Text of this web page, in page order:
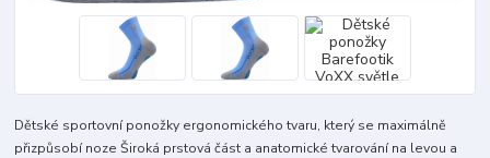
Dětské sportovní ponožky ergonomického tvaru, který se maximálně
přizpůsobí noze Široká prstová část a anatomické tvarování na levou a